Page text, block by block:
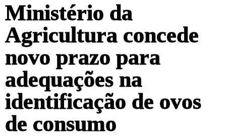
Ministério da
Agricultura concede
novo prazo para
adequações na
identificação de ovos
de consumo